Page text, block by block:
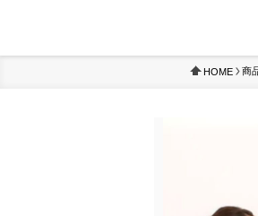
HOME 商